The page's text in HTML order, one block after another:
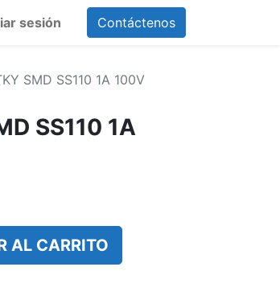
sesión Contáctenos
SMD SS110 1A 100V
SS110 1A
AL CARRITO